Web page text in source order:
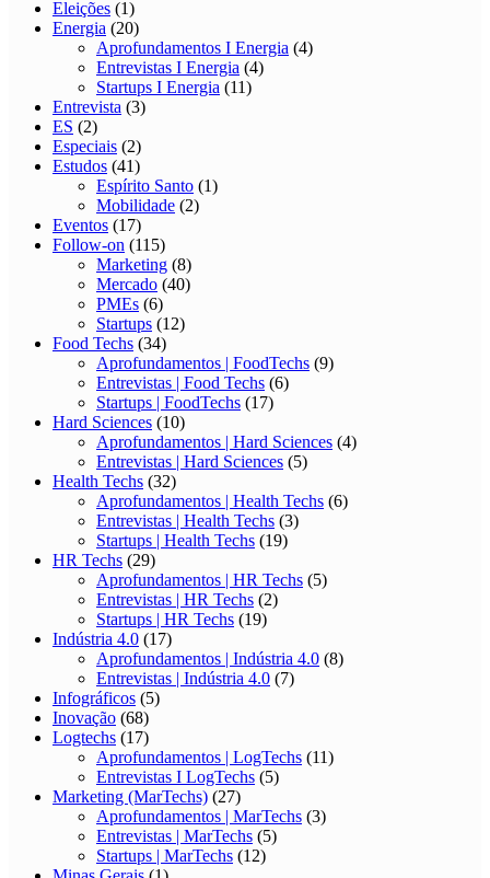
Eleições (1)
Energia (20)
Aprofundamentos I Energia (4)
Entrevistas I Energia (4)
Startups I Energia (11)
Entrevista (3)
ES (2)
Especiais (2)
Estudos (41)
Espírito Santo (1)
Mobilidade (2)
Eventos (17)
Follow-on (115)
Marketing (8)
Mercado (40)
PMEs (6)
Startups (12)
Food Techs (34)
Aprofundamentos | FoodTechs (9)
Entrevistas | Food Techs (6)
Startups | FoodTechs (17)
Hard Sciences (10)
Aprofundamentos | Hard Sciences (4)
Entrevistas | Hard Sciences (5)
Health Techs (32)
Aprofundamentos | Health Techs (6)
Entrevistas | Health Techs (3)
Startups | Health Techs (19)
HR Techs (29)
Aprofundamentos | HR Techs (5)
Entrevistas | HR Techs (2)
Startups | HR Techs (19)
Indústria 4.0 (17)
Aprofundamentos | Indústria 4.0 (8)
Entrevistas | Indústria 4.0 (7)
Infográficos (5)
Inovação (68)
Logtechs (17)
Aprofundamentos | LogTechs (11)
Entrevistas I LogTechs (5)
Marketing (MarTechs) (27)
Aprofundamentos | MarTechs (3)
Entrevistas | MarTechs (5)
Startups | MarTechs (12)